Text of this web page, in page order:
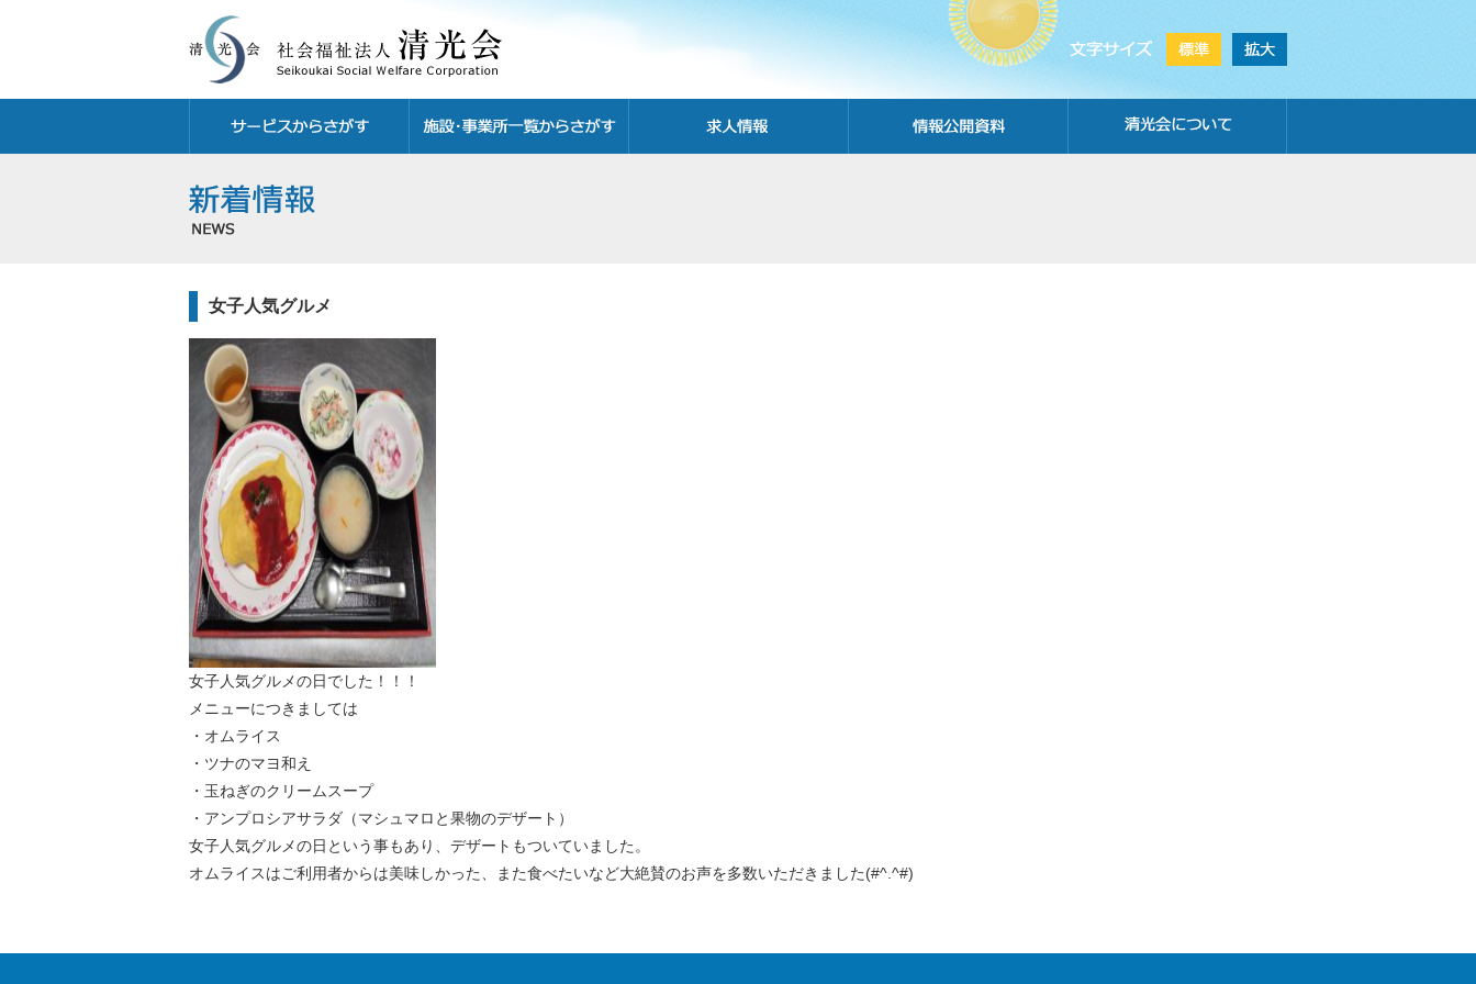
女子人気グルメ
女子人気グルメの日でした！！！
メニューにつきましては
・オムライス
・ツナのマヨ和え
・玉ねぎのクリームスープ
・アンプロシアサラダ（マシュマロと果物のデザート）
女子人気グルメの日という事もあり、デザートもついていました。
オムライスはご利用者からは美味しかった、また食べたいなど大絶賛のお声を多数いただきました(#^.^#)